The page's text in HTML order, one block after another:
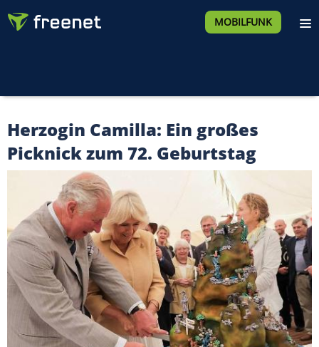
MOBILFUNK
Herzogin Camilla: Ein großes
Picknick zum 72. Geburtstag